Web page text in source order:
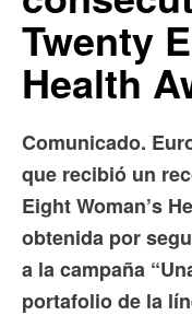
Twenty
Health
Comunicado.
que recibió un
Eight Woman’s
obtenida por
a la campaña
portafolio de la